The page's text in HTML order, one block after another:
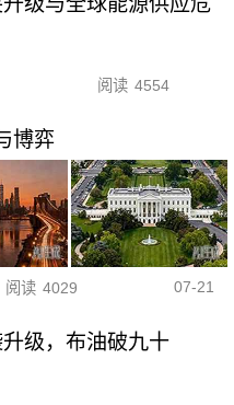
阅读 4554
博弈
阅读 4029 07-21
级，布油破九十